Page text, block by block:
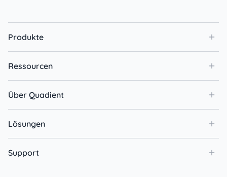
Produkte
Ressourcen
Über Quadient
Lösungen
Support